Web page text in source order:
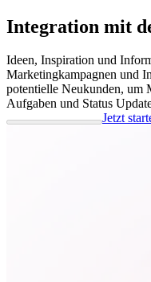
Integration mit
Ideen, Inspiration und
Marketingkampagnen und
potentielle Neukunden, um
Aufgaben und Status
Jetzt